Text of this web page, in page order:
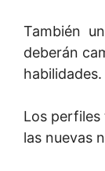
También
deberán
habilidades.
Los perfiles
las nuevas